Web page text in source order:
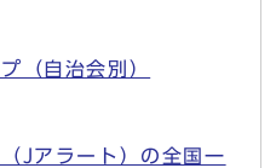
（自治会別）
Jアラート）の全国一